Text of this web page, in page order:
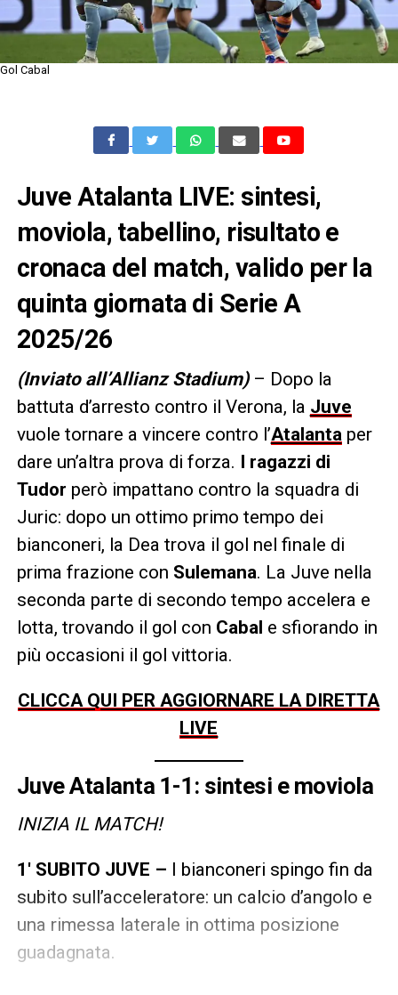
Gol Cabal
Juve Atalanta LIVE: sintesi,
moviola, tabellino, risultato e
cronaca del match, valido per la
quinta giornata di Serie A
2025/26
(Inviato all’Allianz Stadium)– Dopo la
battuta d’arresto contro il Verona, la Juve
vuole tornare a vincere contro l’Atalantaper
dare un’altra prova di forza. I ragazzi di
Tudor però impattano contro la squadra di
Juric: dopo un ottimo primo tempo dei
bianconeri, la Dea trova il gol nel finale di
prima frazione con Sulemana. La Juve nella
seconda parte di secondo tempo accelera e
lotta, trovando il gol con Cabal e sfiorando in
più occasioni il gol vittoria.
CLICCA QUI PER AGGIORNARE LA DIRETTA
LIVE
Juve Atalanta 1-1: sintesi e moviola
INIZIA IL MATCH!
1′ SUBITO JUVE – I bianconeri spingo fin da
subito sull’acceleratore: un calcio d’angolo e
una rimessa laterale in ottima posizione
guadagnata.